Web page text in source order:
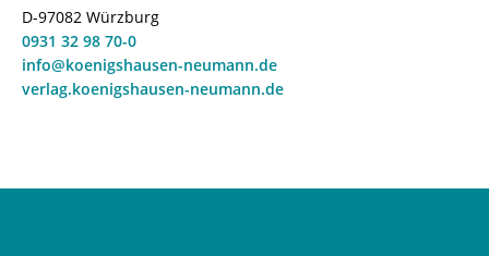
D-97082 Würzburg
0931 32 98 70-0
info@koenigshausen-neumann.de
verlag.koenigshausen-neumann.de